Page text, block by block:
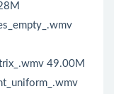
49.00M